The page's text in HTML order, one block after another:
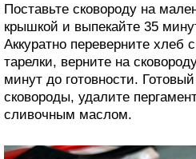
Поставьте сковороду на
крышкой и выпекайте 35
Аккуратно переверните
тарелки, верните на
минут до готовности.
сковороды, удалите
сливочным маслом.